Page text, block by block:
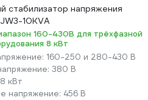
стабилизатор напряжения
10KVA
160-430В для трёхфазной
8 кВт
160-250 и 280-430 В
380 В
8 кВт
напряжение: 456 В